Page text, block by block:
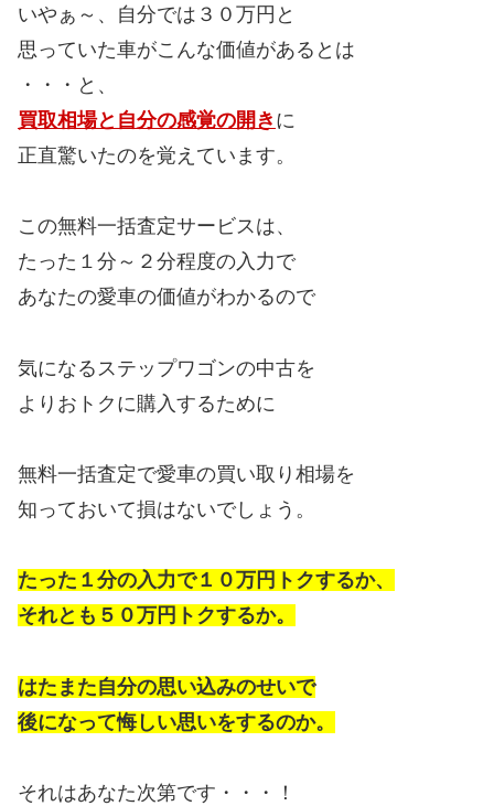
いやぁ～、自分では３０万円と
思っていた車がこんな価値があるとは
・・・と、
買取相場と自分の感覚の開き に
正直驚いたのを覚えています。
この無料一括査定サービスは、
たった１分～２分程度の入力で
あなたの愛車の価値がわかるので
気になるステップワゴンの中古を
よりおトクに購入するために
無料一括査定で愛車の買い取り相場を
知っておいて損はないでしょう。
たった１分の入力で１０万円トクするか、
それとも５０万円トクするか。
はたまた自分の思い込みのせいで
後になって悔しい思いをするのか。
それはあなた次第です・・・！